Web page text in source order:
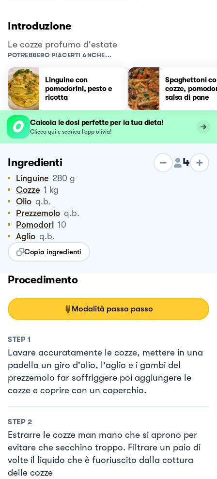
Introduzione
Le cozze profumo d'estate
POTREBBERO PIACERTI ANCHE...
Linguine con
pomodorini, pesto e
ricotta
Spaghettoni
cozze,
salsa di pane
Calcola le dosi perfette per la tua dieta!
Clicca qui e scarica l’app olivia!
Ingredienti 4
Linguine 280 g
Cozze 1 kg
Olio q.b.
Prezzemolo q.b.
Pomodori 10
Aglio q.b.
Copia ingredienti
Procedimento
Modalità passo passo
STEP 1
Lavare accuratamente le cozze, mettere in una
padella un giro d'olio, l'aglio e i gambi del
prezzemolo far soffriggere poi aggiungere le
cozze e coprire con un coperchio.
STEP 2
Estrarre le cozze man mano che si aprono per
evitare che secchino troppo. Filtrare un paio di
volte il liquido che è fuoriuscito dalla cottura
delle cozze